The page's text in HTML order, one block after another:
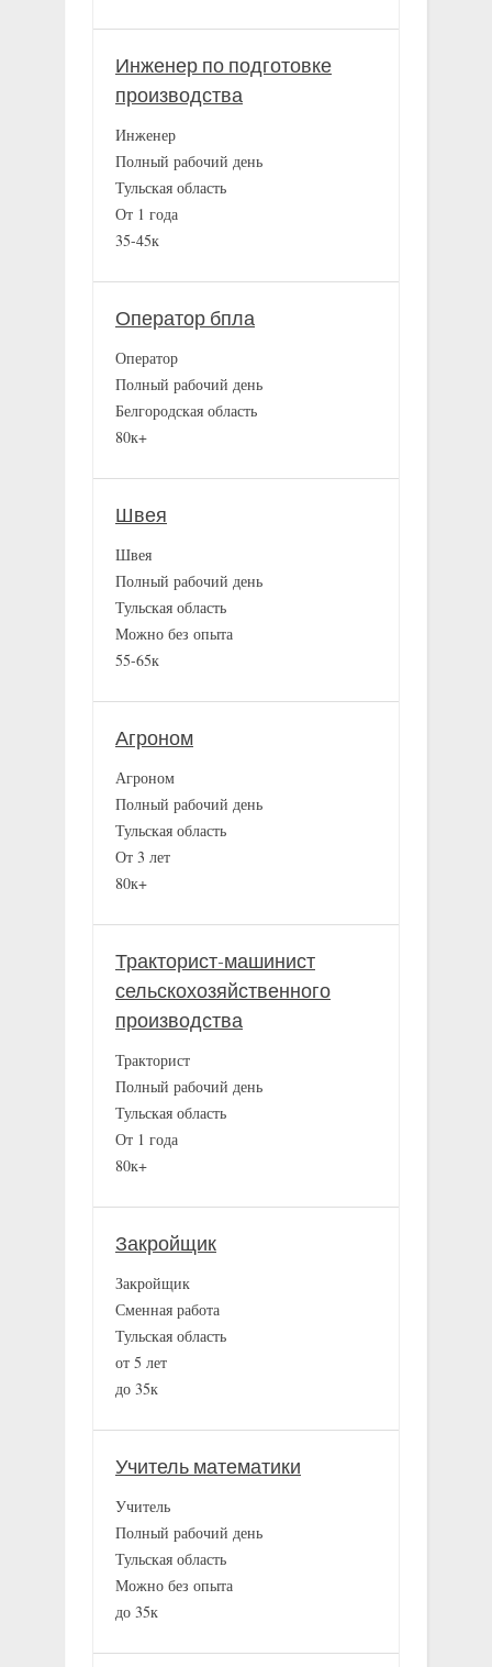
Инженер по подготовке
производства
Инженер
Полный рабочий день
Тульская область
От 1 года
35-45к
Оператор бпла
Оператор
Полный рабочий день
Белгородская область
80к+
Швея
Швея
Полный рабочий день
Тульская область
Можно без опыта
55-65к
Агроном
Агроном
Полный рабочий день
Тульская область
От 3 лет
80к+
Тракторист-машинист
сельскохозяйственного
производства
Тракторист
Полный рабочий день
Тульская область
От 1 года
80к+
Закройщик
Закройщик
Сменная работа
Тульская область
от 5 лет
до 35к
Учитель математики
Учитель
Полный рабочий день
Тульская область
Можно без опыта
до 35к